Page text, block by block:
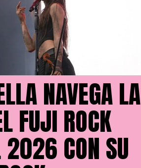
NAVEGA LA
FUJI ROCK
2026 CON SU